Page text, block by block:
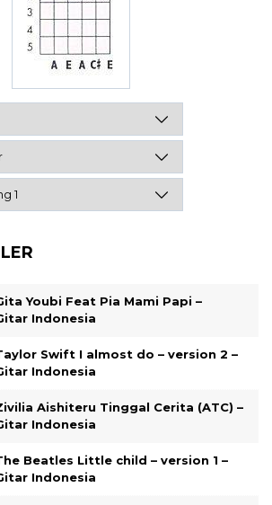
Youbi Feat Pia Mami Papi –
Indonesia
Swift I almost do – version 2 –
Indonesia
Aishiteru Tinggal Cerita (ATC) –
Indonesia
Beatles Little child – version 1 –
Indonesia